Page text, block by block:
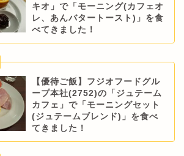
キオ」で「モーニング(カフェオ
レ、あんバタートースト)」を食
べてきました！
【優待ご飯】フジオフードグル
ープ本社(2752)の「ジュテーム
カフェ」で「モーニングセット
(ジュテームブレンド)」を食べ
てきました！